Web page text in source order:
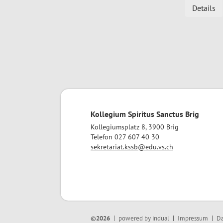
Details
Kollegium Spiritus Sanctus Brig
Kollegiumsplatz 8, 3900 Brig
Telefon 027 607 40 30
sekretariat.kssb@edu.vs.ch
©2026 powered by indual Impressum